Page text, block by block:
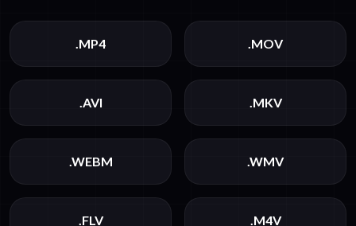
.MP4 .MOV
.AVI .MKV
.WEBM .WMV
.FLV .M4V